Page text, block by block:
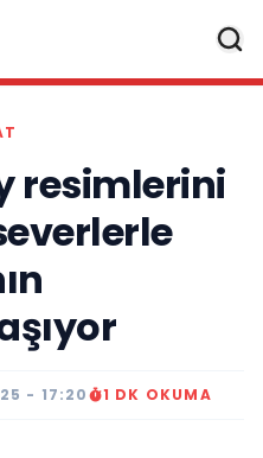
resimlerini
- 17:20 1 DK OKUMA